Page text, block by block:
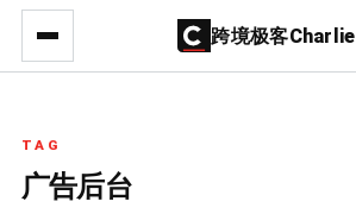
跨境极客Charlie
TAG
广告后台